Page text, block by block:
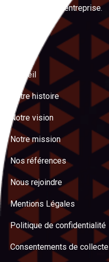
management d’entreprise.
Accueil
Notre histoire
Notre vision
Notre mission
Nos références
Nous rejoindre
Mentions Légales
Politique de confidentialité
Consentements de collecte